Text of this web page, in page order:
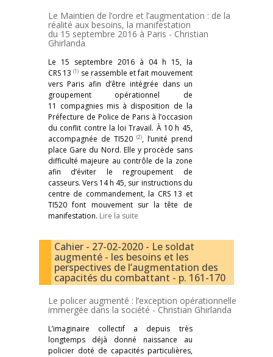
Le Maintien de l’ordre et l’augmentation : de la
réalité aux besoins, la manifestation
du 15 septembre 2016 à Paris - Christian
Ghirlanda
Le 15 septembre 2016 à 04 h 15, la
CRS 13(1) se rassemble et fait mouvement
vers Paris afin d’être intégrée dans un
groupement opérationnel de
11 compagnies mis à disposition de la
Préfecture de Police de Paris à l’occasion
du conflit contre la loi Travail. À 10 h 45,
accompagnée de TI520 (2), l’unité prend
place Gare du Nord. Elle y procède sans
difficulté majeure au contrôle de la zone
afin d’éviter le regroupement de
casseurs. Vers 14 h 45, sur instructions du
centre de commandement, la CRS 13 et
TI520 font mouvement sur la tête de
manifestation. Lire la suite
Cahier - 27-02-2020 - Le soldat
augmenté - les besoins et les
perspectives de l’augmentation des
capacités du combattant - p. 161-170
Le policer augmenté : l’exception opérationnelle
immergée dans la société -Christian Ghirlanda
L’imaginaire collectif a depuis très
longtemps déjà donné naissance au
policier doté de capacités particulières,